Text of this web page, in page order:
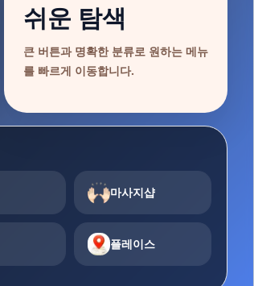
쉬운 탐색
큰 버튼과 명확한 분류로 원하는 메뉴
를 빠르게 이동합니다.
마사지샵
플레이스